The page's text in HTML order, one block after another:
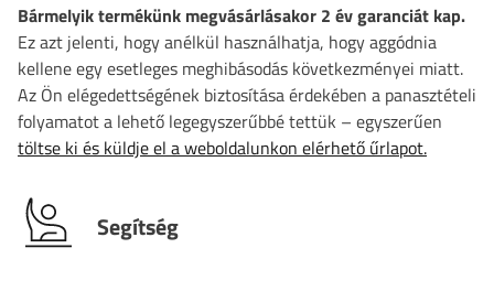
Bármelyik termékünk megvásárlásakor 2 év garanciát kap.
Ez azt jelenti, hogy anélkül használhatja, hogy aggódnia
kellene egy esetleges meghibásodás következményei miatt.
Az Ön elégedettségének biztosítása érdekében a panasztételi
folyamatot a lehető legegyszerűbbé tettük – egyszerűen
töltse ki és küldje el a weboldalunkon elérhető űrlapot.
Segítség